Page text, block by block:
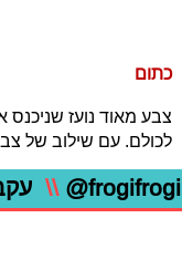
כתום
צבע מאוד נועז
לכולם. עם שילוב של
@frogifrogi
\\